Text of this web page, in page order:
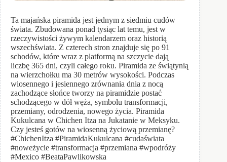
Ta majańska piramida jest jednym z siedmiu cudów
świata. Zbudowana ponad tysiąc lat temu, jest w
rzeczywistości żywym kalendarzem oraz historią
wszechświata. Z czterech stron znajduje się po 91
schodów, które wraz z platformą na szczycie dają
liczbę 365 dni, czyli całego roku. Piramida ze świątynią
na wierzchołku ma 30 metrów wysokości. Podczas
wiosennego i jesiennego zrównania dnia z nocą
zachodzące słońce tworzy na piramidzie postać
schodzącego w dół węża, symbolu transformacji,
przemiany, odrodzenia, nowego życia. Piramida
Kukulcana w Chichen Itza na Jukatanie w Meksyku.
Czy jesteś gotów na wiosenną życiową przemianę?
#ChichenItza #PiramidaKukulcana #cudaświata
#noweżycie #transformacja #przemiana #wpodróży
#Mexico #BeataPawlikowska